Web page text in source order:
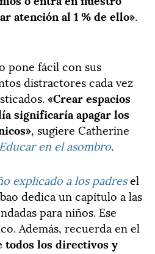
atención al 1 % de ello».
pone fácil con sus
distractores cada vez
«Crear espacios
significaría apagar los
, sugiere Catherine
Educar en el asombro.
explicado a los padresel
dedica un capítulo a las
para niños. Ese
Además, recuerda en el
todos los directivos y